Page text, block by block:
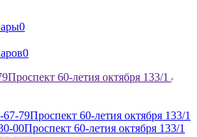
0
0
Проспект 60-летия октября 133/1
67-79Проспект 60-летия октября 133/1
00Проспект 60-летия октября 133/1